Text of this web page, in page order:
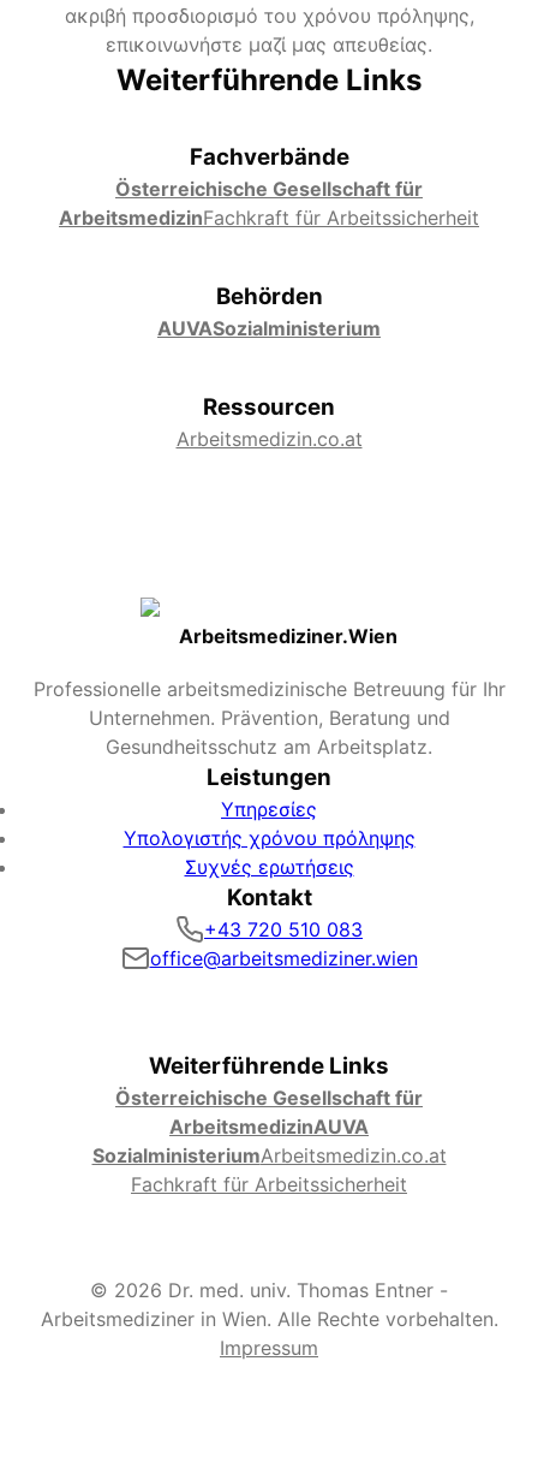
ακριβή προσδιορισμό του χρόνου πρόληψης,
επικοινωνήστε μαζί μας απευθείας.
Weiterführende Links
Fachverbände
Österreichische Gesellschaft für
ArbeitsmedizinFachkraft für Arbeitssicherheit
Behörden
AUVASozialministerium
Ressourcen
Arbeitsmedizin.co.at
Arbeitsmediziner.Wien
Professionelle arbeitsmedizinische Betreuung für Ihr
Unternehmen. Prävention, Beratung und
Gesundheitsschutz am Arbeitsplatz.
Leistungen
Υπηρεσίες
Υπολογιστής χρόνου πρόληψης
Συχνές ερωτήσεις
Kontakt
+43 720 510 083
office@arbeitsmediziner.wien
Weiterführende Links
Österreichische Gesellschaft für
ArbeitsmedizinAUVA
SozialministeriumArbeitsmedizin.co.at
Fachkraft für Arbeitssicherheit
© 2026 Dr. med. univ. Thomas Entner -
Arbeitsmediziner in Wien. Alle Rechte vorbehalten.
Impressum